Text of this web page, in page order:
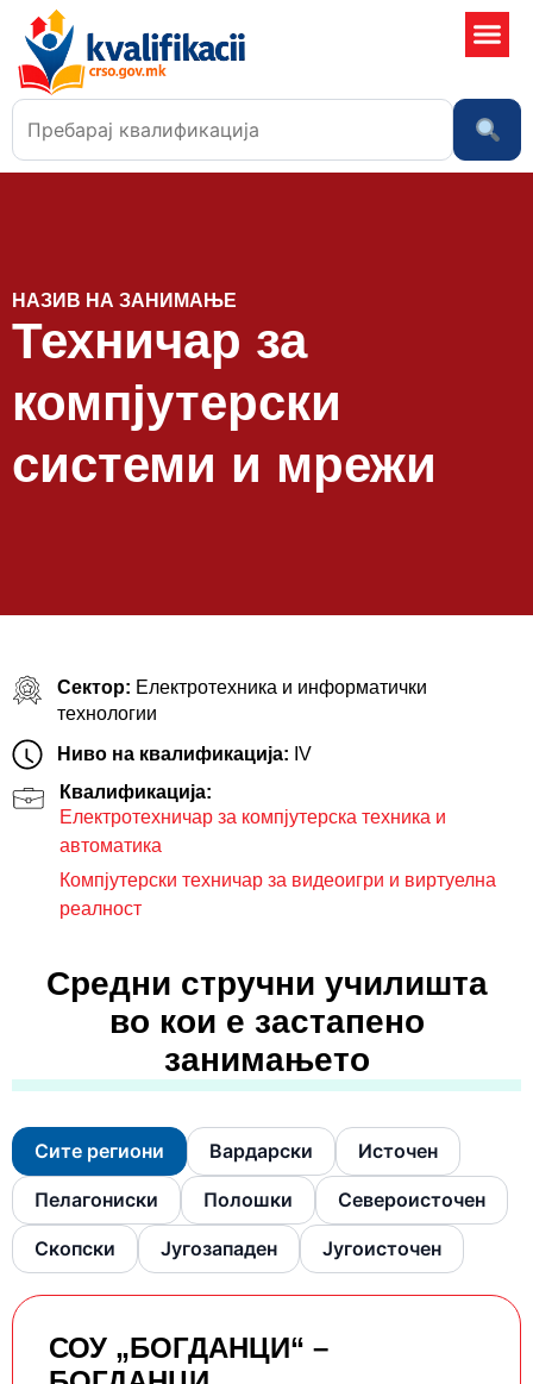
НАЗИВ НА ЗАНИМАЊЕ
Техничар за
компјутерски
системи и мрежи
Сектор: Електротехника и информатички
технологии
Ниво на квалификација: IV
Квалификација:
Електротехничар за компјутерска техника и
автоматика
Компјутерски техничар за видеоигри и виртуелна
реалност
Средни стручни училишта
во кои е застапено
занимањето
Сите региони Вардарски Источен
Пелагониски Полошки Североисточен
Скопски Југозападен Југоисточен
СОУ „БОГДАНЦИ“ –